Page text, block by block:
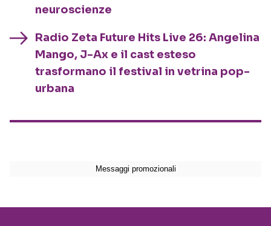
neuroscienze
Radio Zeta Future Hits Live 26: Angelina
Mango, J-Ax e il cast esteso
trasformano il festival in vetrina pop-
urbana